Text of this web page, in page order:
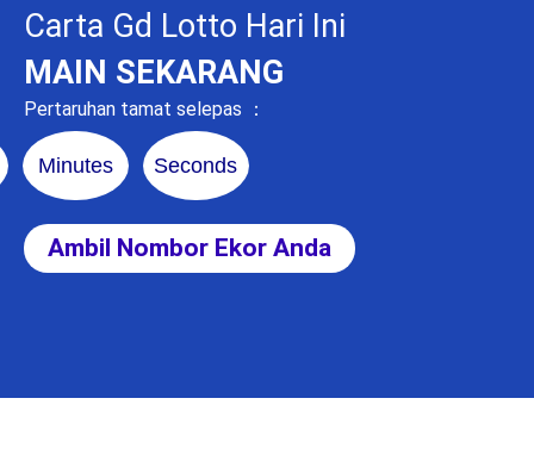
Carta Gd Lotto Hari Ini
MAIN SEKARANG
Pertaruhan tamat selepas ：
Minutes Seconds
Ambil Nombor Ekor Anda